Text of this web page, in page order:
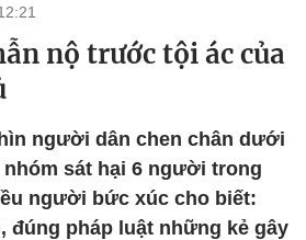
nộ trước tội ác của
người dân chen chân dưới
sát hại 6 người trong
người bức xúc cho biết:
đúng pháp luật những kẻ gây